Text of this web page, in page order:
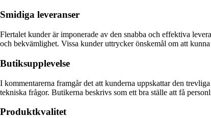
Smidiga leveranser
Flertalet kunder är imponerade av den snabba och effektiva
och bekvämlighet. Vissa kunder uttrycker önskemål om att
Butiksupplevelse
I kommentarerna framgår det att kunderna uppskattar den
tekniska frågor. Butikerna beskrivs som ett bra ställe att få
Produktkvalitet